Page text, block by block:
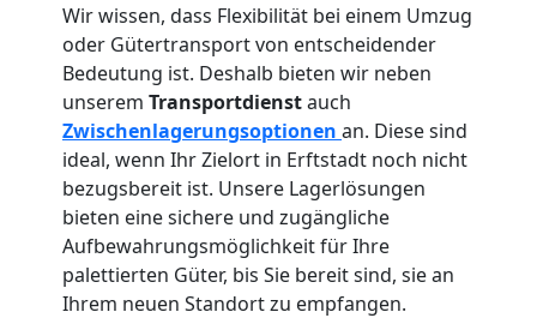
Wir wissen, dass Flexibilität bei einem Umzug
oder Gütertransport von entscheidender
Bedeutung ist. Deshalb bieten wir neben
unserem Transportdienstauch
Zwischenlagerungsoptionen an. Diese sind
ideal, wenn Ihr Zielort in Erftstadt noch nicht
bezugsbereit ist. Unsere Lagerlösungen
bieten eine sichere und zugängliche
Aufbewahrungsmöglichkeit für Ihre
palettierten Güter, bis Sie bereit sind, sie an
Ihrem neuen Standort zu empfangen.